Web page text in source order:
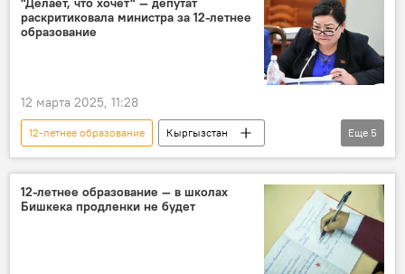
раскритиковала министра за 12-летнее
образование
12 марта 2025, 11:28
12-летнее образование
Кыргызстан
школа
Догдуркул Кендирбаева
Надира Нарматова
критика
министр
Еще 5
12-летнее образование — в школах
Бишкека продленки не будет